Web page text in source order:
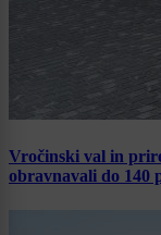
Vročinski val in
obravnavali do 140